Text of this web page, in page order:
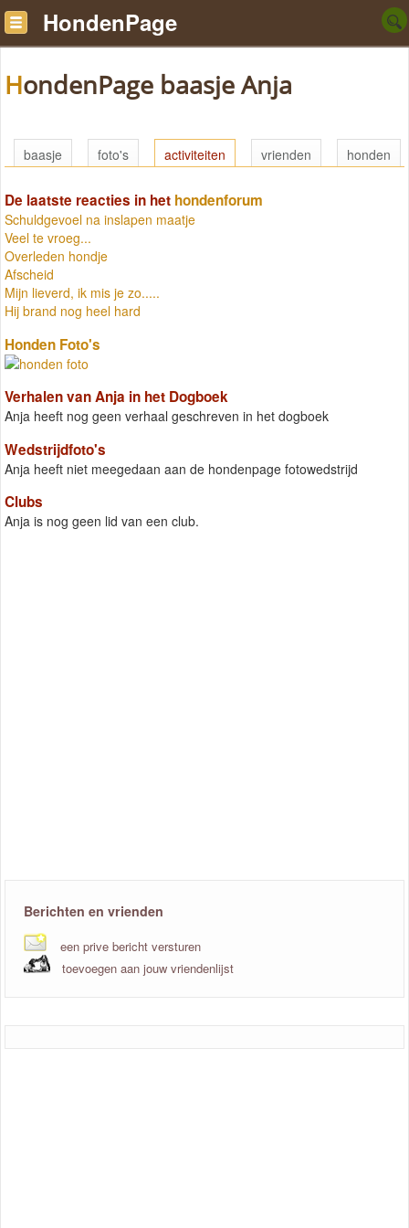
HondenPage
HondenPage baasje Anja
baasje foto's activiteiten vrienden honden
De laatste reacties in het hondenforum
Schuldgevoel na inslapen maatje
Veel te vroeg...
Overleden hondje
Afscheid
Mijn lieverd, ik mis je zo.....
Hij brand nog heel hard
Honden Foto's
Verhalen van Anja in het Dogboek
Anja heeft nog geen verhaal geschreven in het dogboek
Wedstrijdfoto's
Anja heeft niet meegedaan aan de hondenpage fotowedstrijd
Clubs
Anja is nog geen lid van een club.
Berichten en vrienden
een prive bericht versturen
toevoegen aan jouw vriendenlijst